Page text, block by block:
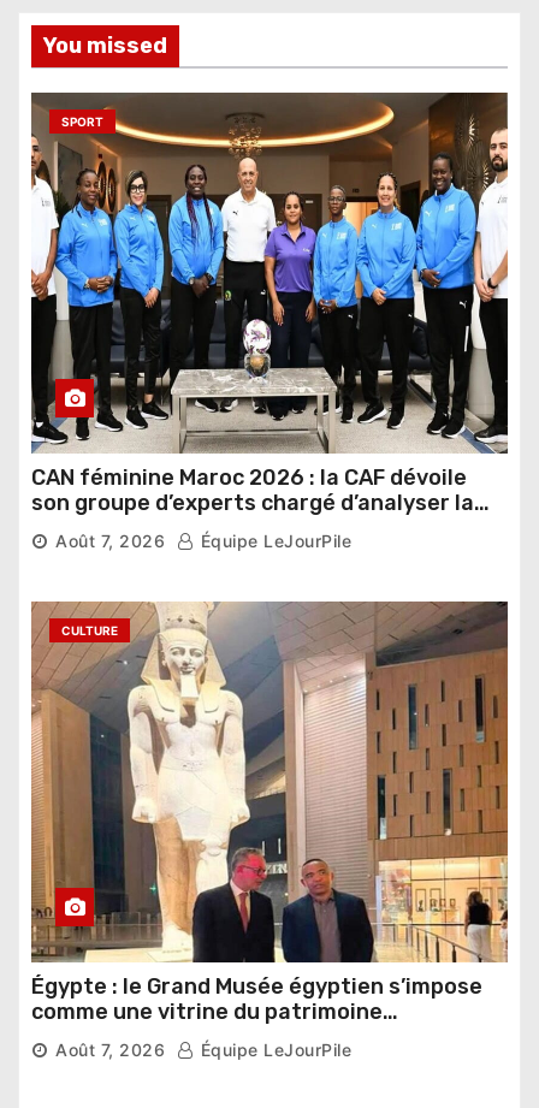
You missed
SPORT
CAN féminine Maroc 2026 : la CAF dévoile
son groupe d’experts chargé d’analyser la
compétition
Août 7, 2026 Équipe LeJourPile
CULTURE
Égypte : le Grand Musée égyptien s’impose
comme une vitrine du patrimoine
pharaonique auprès des dirigeants
étrangers
Août 7, 2026 Équipe LeJourPile